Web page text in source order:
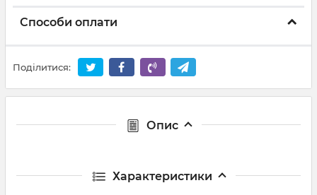
Способи оплати
Поділитися:
Опис
Характеристики